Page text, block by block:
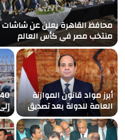
محافظ القاهرة يعلن عن شاشات
منتخب مصر في كأس العالم
أبرز مواد قانون الموازنة
العامة للدولة بعد تصديق
الرئيس السيسي تشمل بند
الأجور المفاجئ